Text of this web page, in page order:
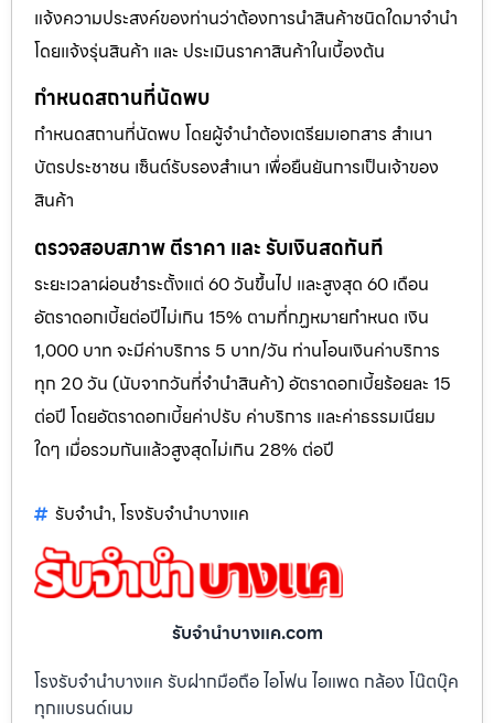
แจ้งความประสงค์ของท่านว่าต้องการนำสินค้าชนิดใดมาจำนำ
โดยแจ้งรุ่นสินค้า และ ประเมินราคาสินค้าในเบื้องต้น
กำหนดสถานที่นัดพบ
กำหนดสถานที่นัดพบ โดยผู้จำนำต้องเตรียมเอกสาร สำเนา
บัตรประชาชน เซ็นต์รับรองสำเนา เพื่อยืนยันการเป็นเจ้าของ
สินค้า
ตรวจสอบสภาพ ตีราคา และ รับเงินสดทันที
ระยะเวลาผ่อนชำระตั้งแต่ 60 วันขึ้นไป และสูงสุด 60 เดือน
อัตราดอกเบี้ยต่อปีไม่เกิน 15% ตามที่กฏหมายกำหนด เงิน
1,000 บาท จะมีค่าบริการ 5 บาท/วัน ท่านโอนเงินค่าบริการ
ทุก 20 วัน (นับจากวันที่จำนำสินค้า) อัตราดอกเบี้ยร้อยละ 15
ต่อปี โดยอัตราดอกเบี้ยค่าปรับ ค่าบริการ และค่าธรรมเนียม
ใดๆ เมื่อรวมกันแล้วสูงสุดไม่เกิน 28% ต่อปี
รับจำนำ, โรงรับจำนำบางแค
รับจํานําบางแค.com
โรงรับจำนำบางแค รับฝากมือถือ ไอโฟน ไอแพด กล้อง โน๊ตบุ๊ค
ทุกแบรนด์เนม